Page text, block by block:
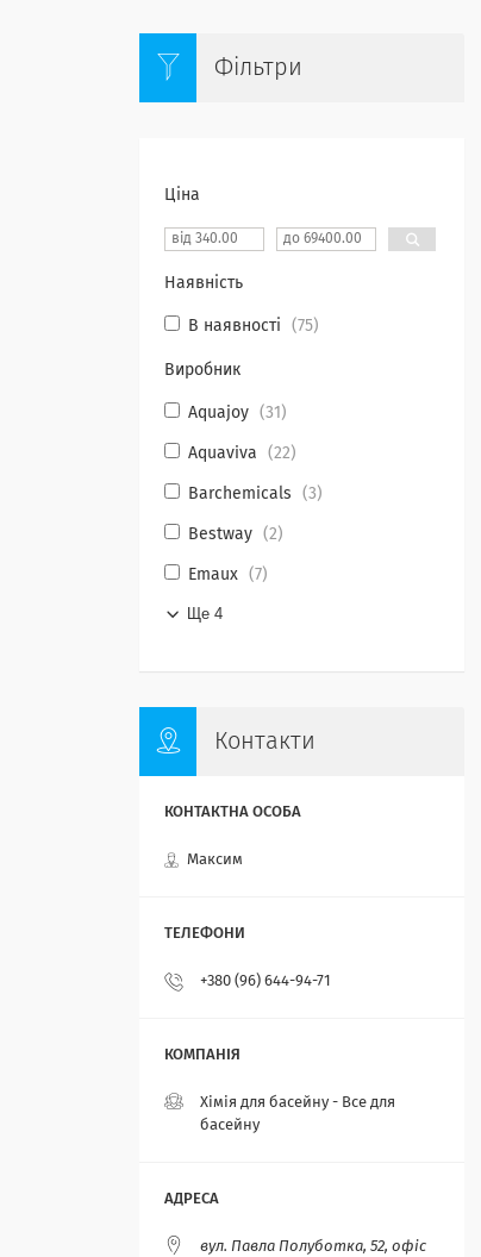
Фільтри
Ціна
Наявність
В наявності 75
Виробник
Aquajoy 31
Aquaviva 22
Barchemicals 3
Bestway 2
Emaux 7
Ще 4
Контакти
Максим
+380 (96) 644-94-71
Хімія для басейну - Все для
басейну
вул. Павла Полуботка, 52, офіс